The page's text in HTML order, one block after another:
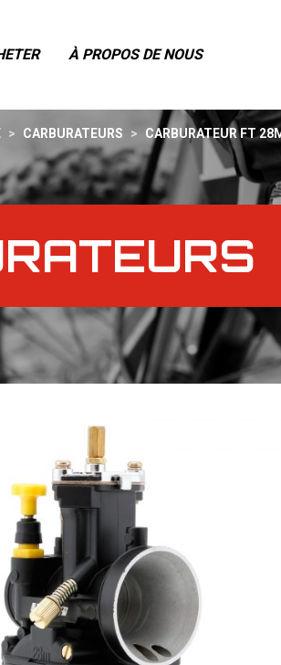
À PROPOS DE NOUS
> CARBURATEURS > CARBURATEUR FT